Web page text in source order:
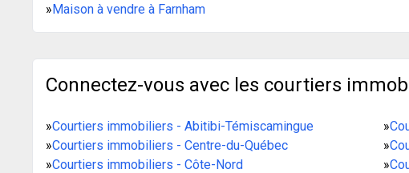
»Maison à vendre à Farnham
Connectez-vous avec les courtiers
»Courtiers immobiliers - Abitibi-Témiscamingue »
»Courtiers immobiliers - Centre-du-Québec »
»Courtiers immobiliers - Côte-Nord »